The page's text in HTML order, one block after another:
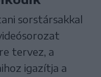
sorstársakkal
tervez, a
igazítja a